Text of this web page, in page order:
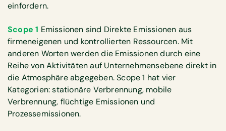
einfordern.
Scope 1 Emissionen sind Direkte Emissionen aus
firmeneigenen und kontrollierten Ressourcen. Mit
anderen Worten werden die Emissionen durch eine
Reihe von Aktivitäten auf Unternehmensebene direkt in
die Atmosphäre abgegeben. Scope 1 hat vier
Kategorien: stationäre Verbrennung, mobile
Verbrennung, flüchtige Emissionen und
Prozessemissionen.